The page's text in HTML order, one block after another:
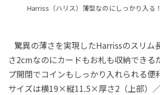
Harriss（ハリス）薄型なのにしっかり入る
驚異の薄さを実現したHarrissのスリム
さ2cmなのにカードもお札も収納できる
プ開閉でコインもしっかり入れられる便
サイズは横19×縦11.5×厚さ2（上部）